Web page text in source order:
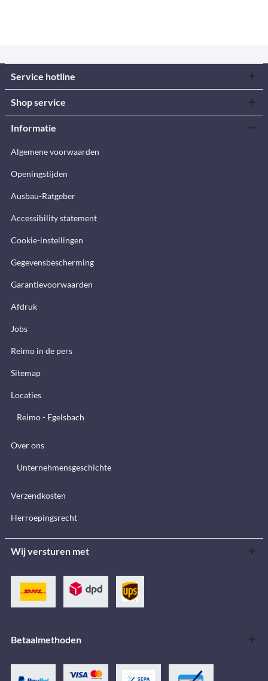
Service hotline
Shop service
Informatie
Algemene voorwaarden
Openingstijden
Ausbau-Ratgeber
Accessibility statement
Cookie-instellingen
Gegevensbescherming
Garantievoorwaarden
Afdruk
Jobs
Reimo in de pers
Sitemap
Locaties
Reimo - Egelsbach
Over ons
Unternehmensgeschichte
Verzendkosten
Herroepingsrecht
Wij versturen met
Betaalmethoden